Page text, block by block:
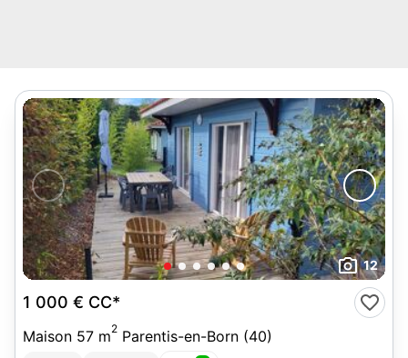
12
1 000 € CC*
Maison 57 m2 Parentis-en-Born (40)